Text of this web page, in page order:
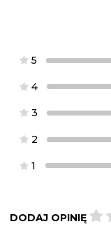
5
4
3
2
1
DODAJ OPINIĘ